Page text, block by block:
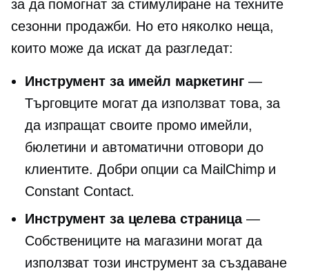
за да помогнат за стимулиране на техните
сезонни продажби. Но ето няколко неща,
които може да искат да разгледат:
Инструмент за имейл маркетинг —
Търговците могат да използват това, за
да изпращат своите промо имейли,
бюлетини и автоматични отговори до
клиентите. Добри опции са MailChimp и
Constant Contact.
Инструмент за целева страница—
Собствениците на магазини могат да
използват този инструмент за създаване